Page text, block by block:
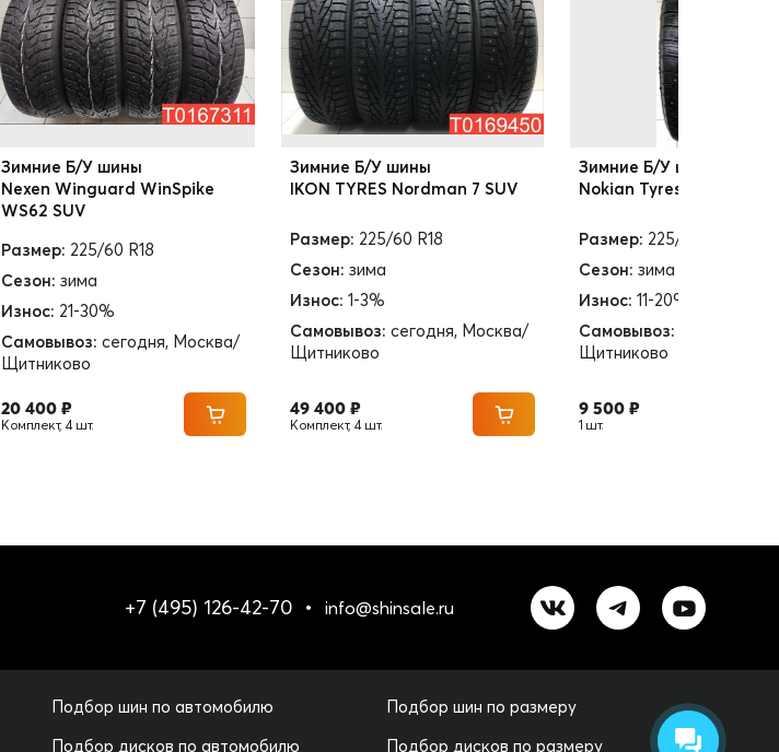
Зимние Б/У шины
Nexen Winguard WinSpike
WS62 SUV
Размер: 225/60 R18
Сезон: зима
Износ: 21-30%
Самовывоз: сегодня, Москва/
Щитниково
20 400 ₽
Комплект, 4 шт.
Зимние Б/У шины
IKON TYRES Nordman 7 SUV
Размер: 225/60 R18
Сезон: зима
Износ: 1-3%
Самовывоз: сегодня, Москва/
Щитниково
49 400 ₽
Комплект, 4 шт.
Зимние Б/У шины
Nokian Tyres Nordman 7
Размер: 225/60 R18
Сезон: зима
Износ: 11-20%
Самовывоз:
Щитниково
9 500 ₽
1 шт.
+7 (495) 126-42-70 info@shinsale.ru
Подбор шин по автомобилю
Подбор дисков по автомобилю
Подбор шин по размеру
Подбор дисков по размеру